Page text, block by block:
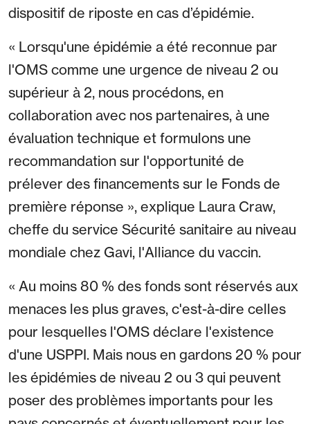
dispositif de riposte en cas d’épidémie.
« Lorsqu'une épidémie a été reconnue par
l'OMS comme une urgence de niveau 2 ou
supérieur à 2, nous procédons, en
collaboration avec nos partenaires, à une
évaluation technique et formulons une
recommandation sur l'opportunité de
prélever des financements sur le Fonds de
première réponse », explique Laura Craw,
cheffe du service Sécurité sanitaire au niveau
mondiale chez Gavi, l'Alliance du vaccin.
« Au moins 80 % des fonds sont réservés aux
menaces les plus graves, c'est-à-dire celles
pour lesquelles l'OMS déclare l'existence
d'une USPPI. Mais nous en gardons 20 % pour
les épidémies de niveau 2 ou 3 qui peuvent
poser des problèmes importants pour les